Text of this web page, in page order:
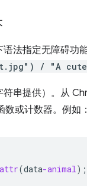
法指定无障碍功
/ "A
串提供）。从
数或计数器。例如：
attr(data-animal);